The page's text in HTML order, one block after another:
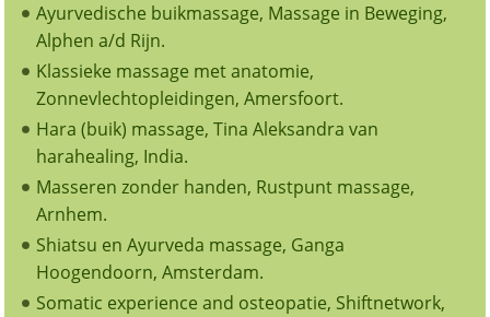
Ayurvedische buikmassage, Massage in Beweging,
Alphen a/d Rijn.
Klassieke massage met anatomie,
Zonnevlechtopleidingen, Amersfoort.
Hara (buik) massage, Tina Aleksandra van
harahealing, India.
Masseren zonder handen, Rustpunt massage,
Arnhem.
Shiatsu en Ayurveda massage, Ganga
Hoogendoorn, Amsterdam.
Somatic experience and osteopatie, Shiftnetwork,